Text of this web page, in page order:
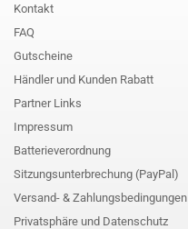
Kontakt
FAQ
Gutscheine
Händler und Kunden Rabatt
Partner Links
Impressum
Batterieverordnung
Sitzungsunterbrechung (PayPal)
Versand- & Zahlungsbedingungen
Privatsphäre und Datenschutz